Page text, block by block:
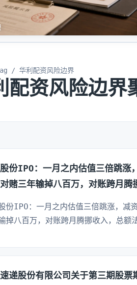
/ 华利配资风险边界
配资风险边界
份IPO：一月之内估值三倍跳涨
赌三年输掉八百万，对账跨月腾
份IPO：一月之内估值三倍跳涨，减
掉八百万，对账跨月腾挪收入，总额
递股份有限公司关于第三期股